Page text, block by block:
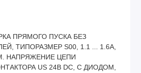
ПРЯМОГО ПУСКА БЕЗ
ТИПОРАЗМЕР S00, 1.1 ... 1.6A,
НАПРЯЖЕНИЕ ЦЕПИ
US 24В DC, С ДИОДОМ,